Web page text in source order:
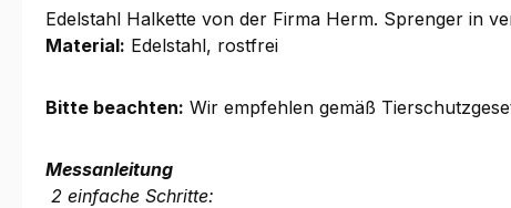
Edelstahl Halkette von der Firma Herm. Sprenger in
Material: Edelstahl, rostfrei
Bitte beachten: Wir empfehlen gemäß
Messanleitung
2 einfache Schritte: